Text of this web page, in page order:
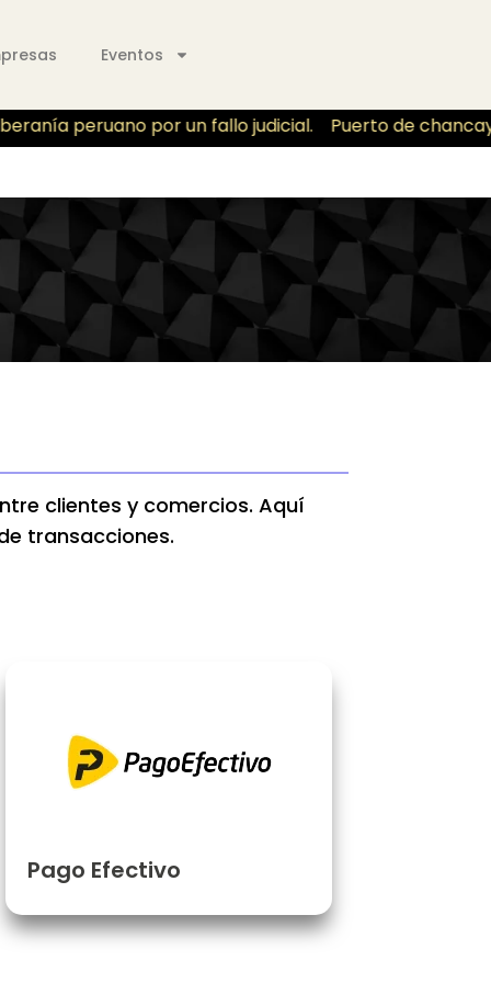
Eventos
peruano por un fallo judicial. Puerto de chancay
clientes y comercios. Aquí
transacciones.
Pago Efectivo